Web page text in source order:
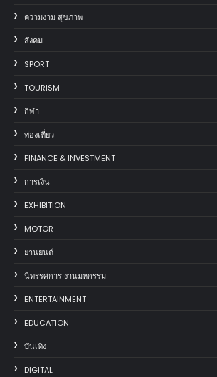
ความงาม สุขภาพ
สังคม
SPORT
TOURISM
กีฬา
ท่องเที่ยว
FINANCE & INVESTMENT
การเงิน
EXHIBITION
MOTOR
‎ยานยนต์‎
นิทรรศการ งานมหกรรม
ENTERTAINMENT
EDUCATION
บันเทิง
DIGITAL